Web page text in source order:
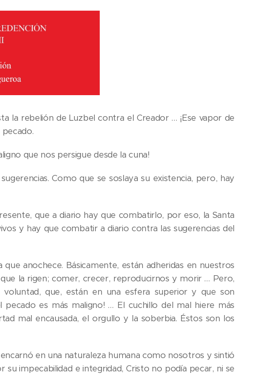
la rebelión de Luzbel contra el Creador … ¡Ese vapor de
que nos persigue desde la cuna!
Como que se soslaya su existencia, pero, hay
que a diario hay que combatirlo, por eso, la Santa
y hay que combatir a diario contra las sugerencias del
anochece. Básicamente, están adheridas en nuestros
la rigen; comer, crecer, reproducirnos y morir … Pero,
que, están en una esfera superior y que son
es más maligno! … El cuchillo del mal hiere más
mal encausada, el orgullo y la soberbia. Éstos son los
en una naturaleza humana como nosotros y sintió
impecabilidad e integridad, Cristo no podía pecar, ni se